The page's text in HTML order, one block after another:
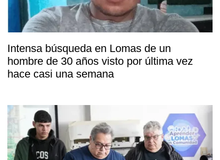
Intensa búsqueda en Lomas de un
hombre de 30 años visto por última vez
hace casi una semana